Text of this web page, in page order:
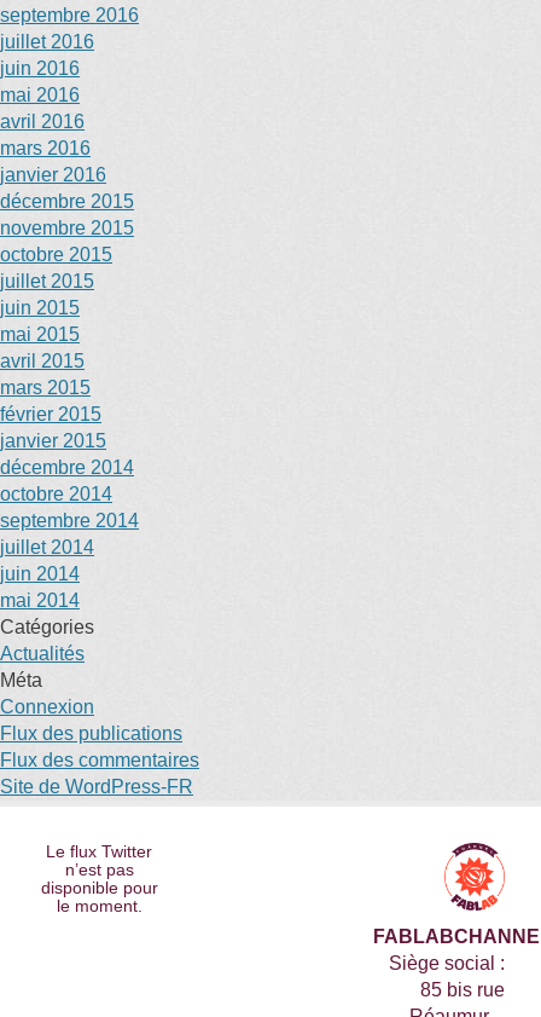
septembre 2016
juillet 2016
juin 2016
mai 2016
avril 2016
mars 2016
janvier 2016
décembre 2015
novembre 2015
octobre 2015
juillet 2015
juin 2015
mai 2015
avril 2015
mars 2015
février 2015
janvier 2015
décembre 2014
octobre 2014
septembre 2014
juillet 2014
juin 2014
mai 2014
Catégories
Actualités
Méta
Connexion
Flux des publications
Flux des commentaires
Site de WordPress-FR
Le flux Twitter
n’est pas
disponible pour
le moment.
Siège social :
85 bis rue